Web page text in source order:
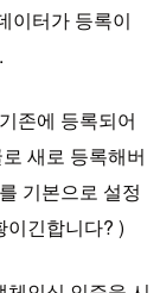
이터가 등록이
존에 등록되어
새로 등록해버
기본으로 설정
이긴합니다? )